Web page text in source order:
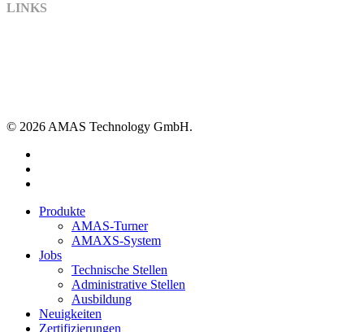
LINKS
© 2026 AMAS Technology GmbH.
Close
Produkte
AMAS-Turner
AMAXS-System
Jobs
Technische Stellen
Administrative Stellen
Ausbildung
Neuigkeiten
Zer­ti­fi­zie­rungen